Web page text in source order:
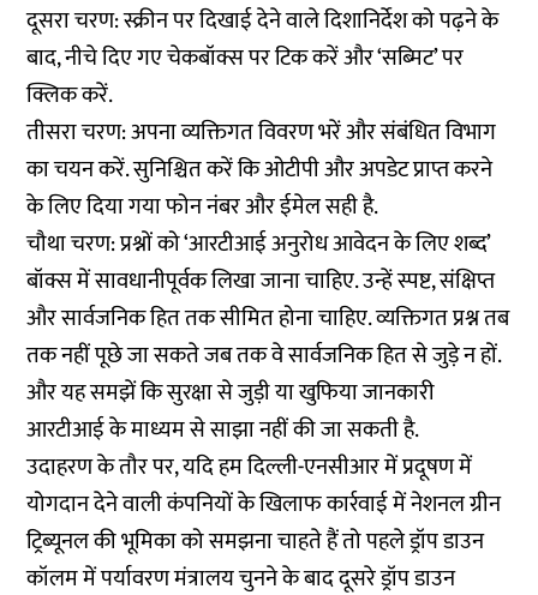
दूसरा चरण: स्क्रीन पर दिखाई देने वाले दिशानिर्देश को पढ़ने के
बाद, नीचे दिए गए चेकबॉक्स पर टिक करें और ‘सब्मिट’ पर
क्लिक करें.
तीसरा चरण: अपना व्यक्तिगत विवरण भरें और संबंधित विभाग
का चयन करें. सुनिश्चित करें कि ओटीपी और अपडेट प्राप्त करने
के लिए दिया गया फोन नंबर और ईमेल सही है.
चौथा चरण: प्रश्नों को ‘आरटीआई अनुरोध आवेदन के लिए शब्द’
बॉक्स में सावधानीपूर्वक लिखा जाना चाहिए. उन्हें स्पष्ट, संक्षिप्त
और सार्वजनिक हित तक सीमित होना चाहिए. व्यक्तिगत प्रश्न तब
तक नहीं पूछे जा सकते जब तक वे सार्वजनिक हित से जुड़े न हों.
और यह समझें कि सुरक्षा से जुड़ी या खुफिया जानकारी
आरटीआई के माध्यम से साझा नहीं की जा सकती है.
उदाहरण के तौर पर, यदि हम दिल्ली-एनसीआर में प्रदूषण में
योगदान देने वाली कंपनियों के खिलाफ कार्रवाई में नेशनल ग्रीन
ट्रिब्यूनल की भूमिका को समझना चाहते हैं तो पहले ड्रॉप डाउन
कॉलम में पर्यावरण मंत्रालय चुनने के बाद दूसरे ड्रॉप डाउन